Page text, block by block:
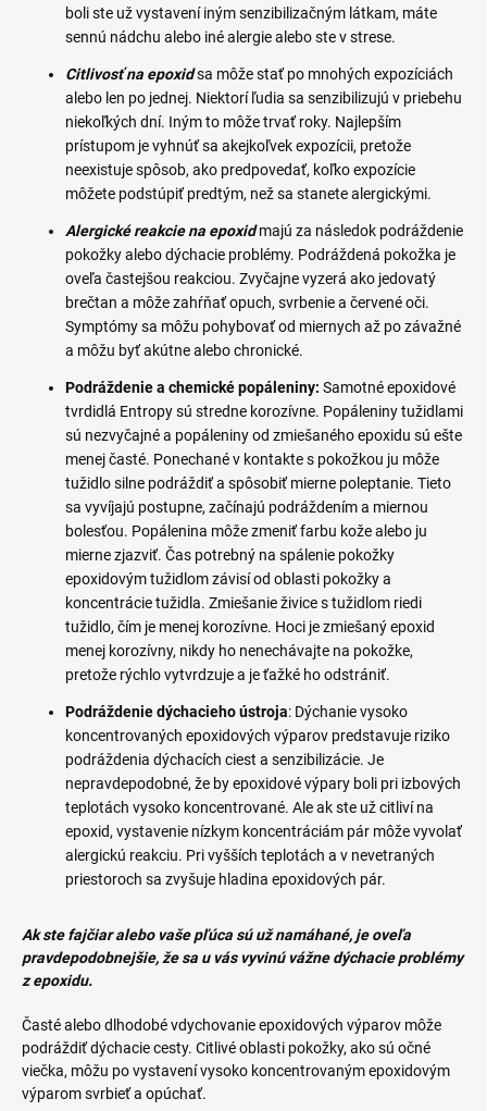
boli ste už vystavení iným senzibilizačným látkam, máte
sennú nádchu alebo iné alergie alebo ste v strese.
Citlivosť na epoxidsa môže stať po mnohých expozíciách
alebo len po jednej. Niektorí ľudia sa senzibilizujú v priebehu
niekoľkých dní. Iným to môže trvať roky. Najlepším
prístupom je vyhnúť sa akejkoľvek expozícii, pretože
neexistuje spôsob, ako predpovedať, koľko expozície
môžete podstúpiť predtým, než sa stanete alergickými.
Alergické reakcie na epoxid majú za následok podráždenie
pokožky alebo dýchacie problémy. Podráždená pokožka je
oveľa častejšou reakciou. Zvyčajne vyzerá ako jedovatý
brečtan a môže zahŕňať opuch, svrbenie a červené oči.
Symptómy sa môžu pohybovať od miernych až po závažné
a môžu byť akútne alebo chronické.
Podráždenie a chemické popáleniny: Samotné epoxidové
tvrdidlá Entropy sú stredne korozívne. Popáleniny tužidlami
sú nezvyčajné a popáleniny od zmiešaného epoxidu sú ešte
menej časté. Ponechané v kontakte s pokožkou ju môže
tužidlo silne podráždiť a spôsobiť mierne poleptanie. Tieto
sa vyvíjajú postupne, začínajú podráždením a miernou
bolesťou. Popálenina môže zmeniť farbu kože alebo ju
mierne zjazviť. Čas potrebný na spálenie pokožky
epoxidovým tužidlom závisí od oblasti pokožky a
koncentrácie tužidla. Zmiešanie živice s tužidlom riedi
tužidlo, čím je menej korozívne. Hoci je zmiešaný epoxid
menej korozívny, nikdy ho nenechávajte na pokožke,
pretože rýchlo vytvrdzuje a je ťažké ho odstrániť.
Podráždenie dýchacieho ústroja: Dýchanie vysoko
koncentrovaných epoxidových výparov predstavuje riziko
podráždenia dýchacích ciest a senzibilizácie. Je
nepravdepodobné, že by epoxidové výpary boli pri izbových
teplotách vysoko koncentrované. Ale ak ste už citliví na
epoxid, vystavenie nízkym koncentráciám pár môže vyvolať
alergickú reakciu. Pri vyšších teplotách a v nevetraných
priestoroch sa zvyšuje hladina epoxidových pár.
Ak ste fajčiar alebo vaše pľúca sú už namáhané, je oveľa
pravdepodobnejšie, že sa u vás vyvinú vážne dýchacie problémy
z epoxidu.
Časté alebo dlhodobé vdychovanie epoxidových výparov môže
podráždiť dýchacie cesty. Citlivé oblasti pokožky, ako sú očné
viečka, môžu po vystavení vysoko koncentrovaným epoxidovým
výparom svrbieť a opúchať.